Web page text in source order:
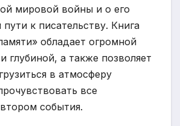
мировой войны и о его
к писательству. Книга
обладает огромной
глубиной, а также позволяет
в атмосферу
все
события.